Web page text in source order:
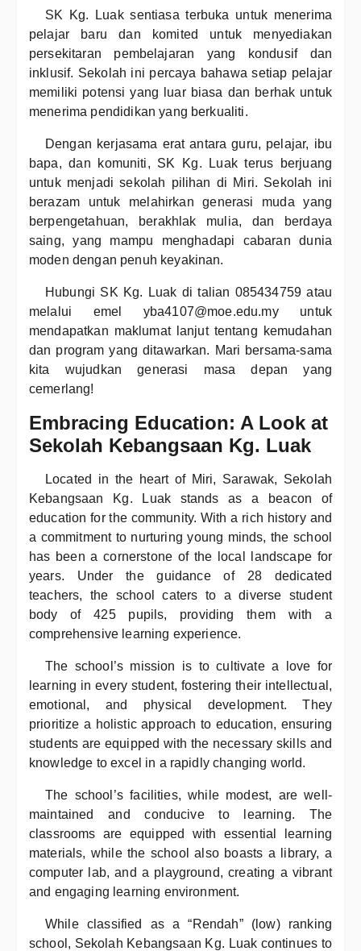
SK Kg. Luak sentiasa terbuka untuk menerima
pelajar baru dan komited untuk menyediakan
persekitaran pembelajaran yang kondusif dan
inklusif. Sekolah ini percaya bahawa setiap pelajar
memiliki potensi yang luar biasa dan berhak untuk
menerima pendidikan yang berkualiti.
Dengan kerjasama erat antara guru, pelajar, ibu
bapa, dan komuniti, SK Kg. Luak terus berjuang
untuk menjadi sekolah pilihan di Miri. Sekolah ini
berazam untuk melahirkan generasi muda yang
berpengetahuan, berakhlak mulia, dan berdaya
saing, yang mampu menghadapi cabaran dunia
moden dengan penuh keyakinan.
Hubungi SK Kg. Luak di talian 085434759 atau
melalui emel yba4107@moe.edu.my untuk
mendapatkan maklumat lanjut tentang kemudahan
dan program yang ditawarkan. Mari bersama-sama
kita wujudkan generasi masa depan yang
cemerlang!
Embracing Education: A Look at
Sekolah Kebangsaan Kg. Luak
Located in the heart of Miri, Sarawak, Sekolah
Kebangsaan Kg. Luak stands as a beacon of
education for the community. With a rich history and
a commitment to nurturing young minds, the school
has been a cornerstone of the local landscape for
years. Under the guidance of 28 dedicated
teachers, the school caters to a diverse student
body of 425 pupils, providing them with a
comprehensive learning experience.
The school’s mission is to cultivate a love for
learning in every student, fostering their intellectual,
emotional, and physical development. They
prioritize a holistic approach to education, ensuring
students are equipped with the necessary skills and
knowledge to excel in a rapidly changing world.
The school’s facilities, while modest, are well-
maintained and conducive to learning. The
classrooms are equipped with essential learning
materials, while the school also boasts a library, a
computer lab, and a playground, creating a vibrant
and engaging learning environment.
While classified as a “Rendah” (low) ranking
school, Sekolah Kebangsaan Kg. Luak continues to